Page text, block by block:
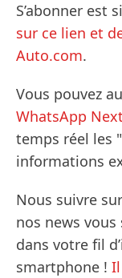
S’abonner est
sur ce lien et
Auto.com.
Vous pouvez
WhatsApp
temps réel les
informations
Nous suivre
nos news
dans votre fil
smartphone !